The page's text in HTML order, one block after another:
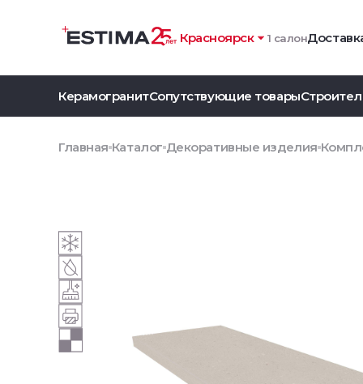
Красноярск 1 салон
КерамогранитСопутствующие товары
Главная Каталог Декоративные изделия